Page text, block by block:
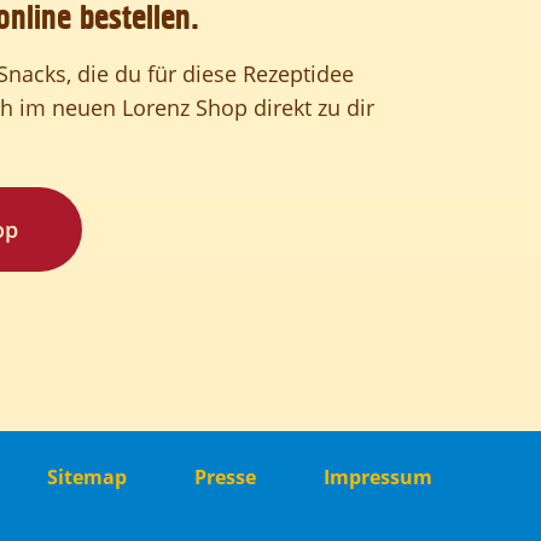
bestellen.
die du für diese Rezeptidee
im neuen Lorenz Shop direkt zu dir
Sitemap Presse Impressum